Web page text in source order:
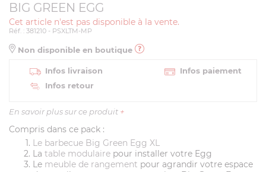
BIG GREEN EGG
Cet article n'est pas disponible à la vente.
Réf. : 381210 - PSXLTM-MP
Non disponible en boutique
Infos livraison
Infos paiement
Infos retour
En savoir plus sur ce produit +
Compris dans ce pack :
Le barbecue Big Green Egg XL
La table modulaire pour installer votre Egg
Le meuble de rangement pour agrandir votre espace